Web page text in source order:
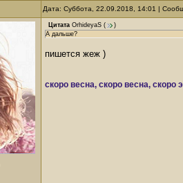
Дата: Суббота, 22.09.2018, 14:01 |
Цитата OrhideyaS (
)
А дальше?
пишется жеж )
скоро весна, скоро весна, скоро